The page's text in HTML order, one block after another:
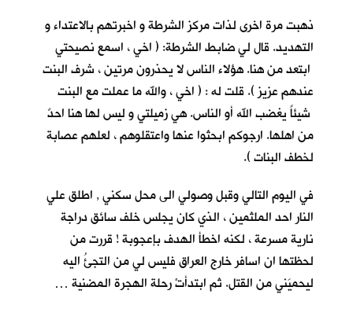
ذهبت مرة اخرى لذات مركز الشرطة و اخبرتهم بالاعتداء و
التهديد. قال لي ضابط الشرطة: ( اخي ، اسمع نصيحتي
ابتعد من هنا. هؤلاء الناس لا يحذرون مرتين ، شرف البنت
عندهم عزيز ). قلت له : ( اخي ، والله ما عملت مع البنت
شيئاً يغضب الله أو الناس. هي زميلتي و ليس لها هنا احدٌ
من اهلها. ارجوكم ابحثوا عنها واعتقلوهم ، لعلهم عصابة
لخطف البنات ).
في اليوم التالي وقبل وصولي الى محل سكني , اطلق علي
النار احد الملثمين ، الذي كان يجلس خلف سائق دراجة
نارية مسرعة ، لكنه اخطأ الهدف بإعجوبة ! قررت من
لحظتها ان اسافر خارج العراق فليس لي من التجئُ اليه
ليحميَني من القتل. ثم ابتدأتْ رحلة الهجرة المضنية …